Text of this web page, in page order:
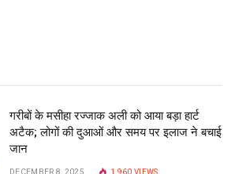
गरीबों के मसीहा रज्‍जाक अली को आया बड़ा हार्ट
अटैक; लोगों की दुआओं और समय पर इलाज ने बचाई
जान
DECEMBER 8, 2025 1,960 VIEWS